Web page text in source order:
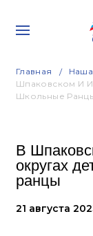
Главная Наша
Шпаковском И
Школьные
В
округах
ранцы
21 августа